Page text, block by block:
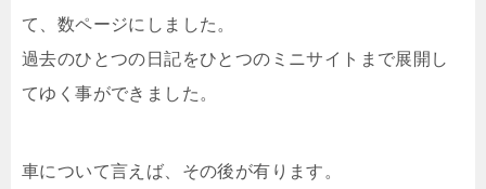
て、数ページにしました。
過去のひとつの日記をひとつのミニサイトまで展開し
てゆく事ができました。
車について言えば、その後が有ります。